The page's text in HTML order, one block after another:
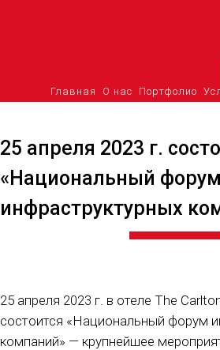
Портфолио
О нас
Главная
25 апреля 2023 г.
«Национальный форум
инфраструктурных
25 апреля 2023 г. в отеле The
состоится «Национальный форум
компаний» — крупнейшее